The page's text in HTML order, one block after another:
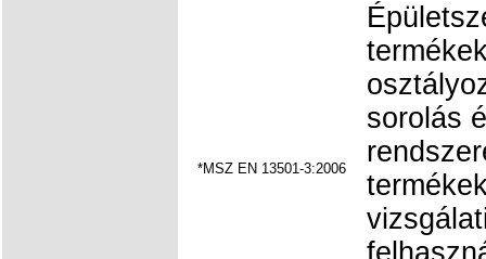
*MSZ EN 13501-3:2006
sorolás